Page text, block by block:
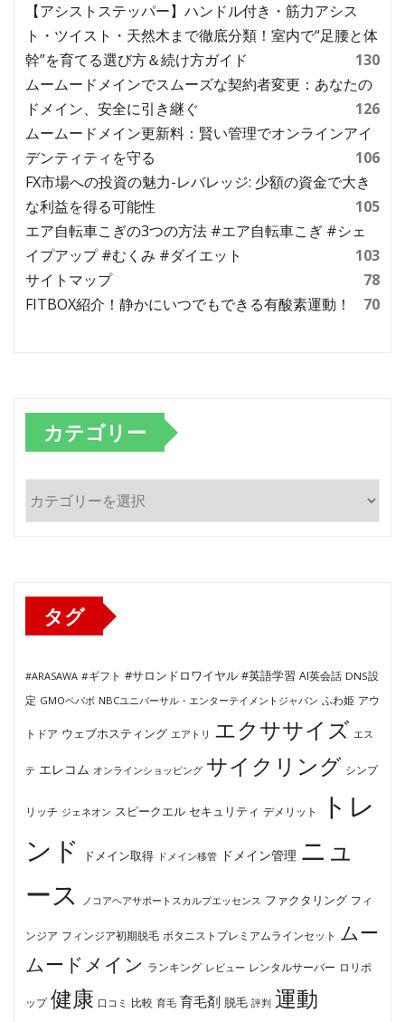
【アシストステッパー】ハンドル付き・筋力アシス
ト・ツイスト・天然木まで徹底分類！室内で“足腰と体
幹”を育てる選び方＆続け方ガイド
130
ムームードメインでスムーズな契約者変更：あなたの
ドメイン、安全に引き継ぐ
126
ムームードメイン更新料：賢い管理でオンラインアイ
デンティティを守る
106
FX市場への投資の魅力-レバレッジ: 少額の資金で大き
な利益を得る可能性
105
エア自転車こぎの3つの方法 #エア自転車こぎ #シェ
イプアップ #むくみ #ダイエット
103
サイトマップ
78
FITBOX紹介！静かにいつでもできる有酸素運動！
70
カテゴリー
テ
タグ
#ARASAWA #ギフト #サロンドロワイヤル #英語学習 AI英会話 DNS設
定 GMOペパボ NBCユニバーサル・エンターテイメントジャパン ふわ姫 アウ
トドア ウェブホスティング エアトリ エクササイズ エス
テ エレコム オンラインショッピング サイクリング シンプ
リッチ ジェネオン スピークエル セキュリティ デメリット
トレ
ンド
ドメイン取得 ドメイン移管 ドメイン管理 ニュ
ース
ノコアヘアサポートスカルプエッセンス ファクタリング フィ
ンジア フィンジア初期脱毛 ボタニストプレミアムラインセット ムー
ムードメイン ランキング レビュー レンタルサーバー ロリポ
ップ 健康 口コミ 比較 育毛 育毛剤 脱毛 評判 運動